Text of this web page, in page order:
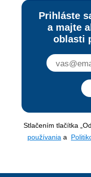
Prihláste
a majte
oblasti
Stlačením tlačítka
používania a